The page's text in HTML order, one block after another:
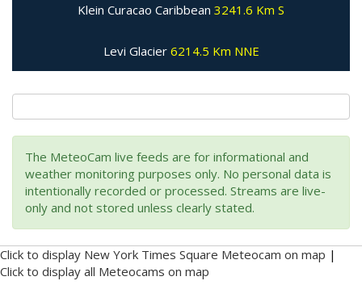
Klein Curacao Caribbean 3241.6 Km S
Levi Glacier 6214.5 Km NNE
The MeteoCam live feeds are for informational and
weather monitoring purposes only. No personal data is
intentionally recorded or processed. Streams are live-
only and not stored unless clearly stated.
Click to display New York Times Square Meteocam on map |
Click to display all Meteocams on map